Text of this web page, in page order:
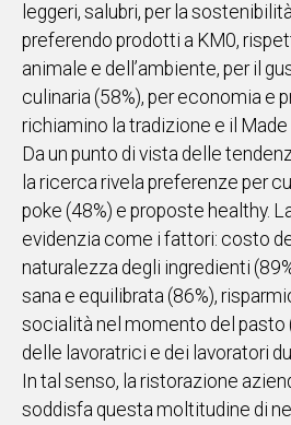
leggeri, salubri, per la
preferendo prodotti a KM0,
animale e dell’ambiente, per il
culinaria (58%), per economia e
richiamino la tradizione e il Made
Da un punto di vista delle
la ricerca rivela preferenze per
poke (48%) e proposte healthy.
evidenzia come i fattori: costo
naturalezza degli ingredienti
sana e equilibrata (86%),
socialità nel momento del pasto
delle lavoratrici e dei lavoratori
In tal senso, la ristorazione
soddisfa questa moltitudine di